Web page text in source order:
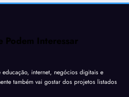
Podem Interessar
internet, negócios digitais e
também vai gostar dos projetos listados